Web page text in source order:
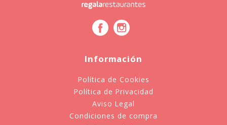
Información
Política de Cookies
Política de Privacidad
Aviso Legal
Condiciones de compra